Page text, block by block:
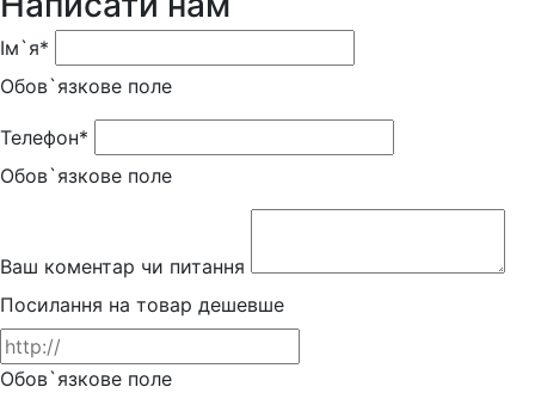
Ім`я*
Обов`язкове поле
Телефон*
Обов`язкове поле
Ваш коментар чи питання
Посилання на товар дешевше
Обов`язкове поле